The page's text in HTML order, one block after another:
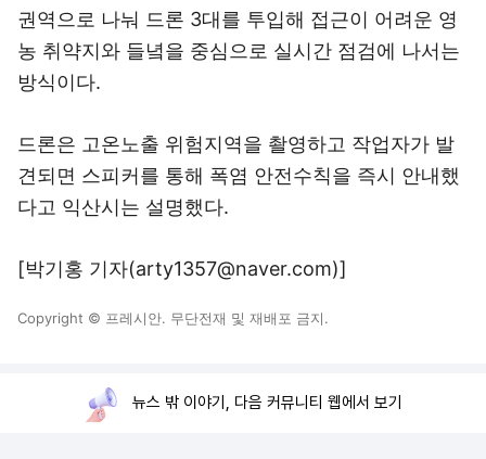
권역으로 나눠 드론 3대를 투입해 접근이 어려운 영
농 취약지와 들녘을 중심으로 실시간 점검에 나서는
방식이다.
드론은 고온노출 위험지역을 촬영하고 작업자가 발
견되면 스피커를 통해 폭염 안전수칙을 즉시 안내했
다고 익산시는 설명했다.
[박기홍 기자(arty1357@naver.com)]
Copyright © 프레시안. 무단전재 및 재배포 금지.
뉴스 밖 이야기, 다음 커뮤니티 웹에서 보기